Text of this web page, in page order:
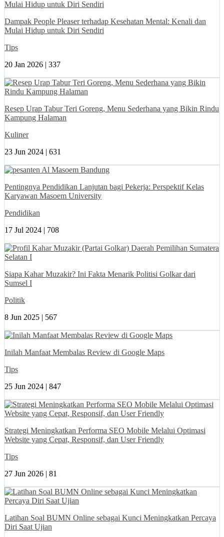
Dampak People Pleaser terhadap Kesehatan Mental: Kenali dan
Mulai Hidup untuk Diri Sendiri
Tips
20 Jan 2026 | 337
Resep Urap Tabur Teri Goreng, Menu Sederhana yang Bikin Rindu
Kampung Halaman
Kuliner
23 Jun 2024 | 631
Pentingnya Pendidikan Lanjutan bagi Pekerja: Perspektif Kelas
Karyawan Masoem University
Pendidikan
17 Jul 2024 | 708
Siapa Kahar Muzakir? Ini Fakta Menarik Politisi Golkar dari
Sumsel I
Politik
8 Jun 2025 | 567
Inilah Manfaat Membalas Review di Google Maps
Tips
25 Jun 2024 | 847
Strategi Meningkatkan Performa SEO Mobile Melalui Optimasi
Website yang Cepat, Responsif, dan User Friendly
Tips
27 Jun 2026 | 81
Latihan Soal BUMN Online sebagai Kunci Meningkatkan Percaya
Diri Saat Ujian